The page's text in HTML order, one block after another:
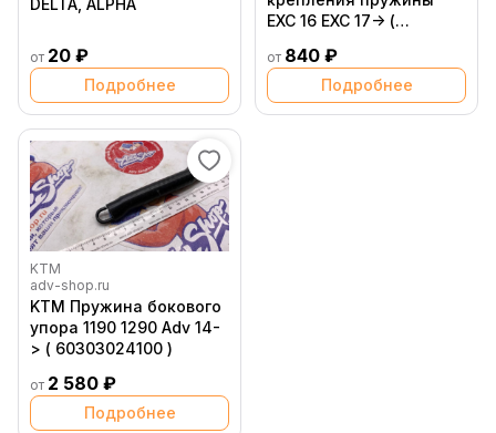
DELTA, ALPHA
от 20 ₽
Подробнее
EXC 16 EXC 17-> (
от 840 ₽
Подробнее
KTM
adv-shop.ru
KTM Пружина бокового
упора 1190 1290 Adv 14-
> ( 60303024100 )
от 2 580 ₽
Подробнее